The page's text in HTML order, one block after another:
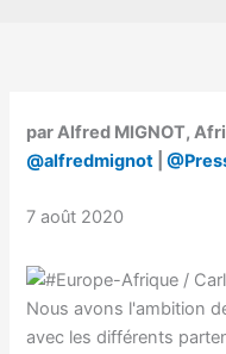
par Alfred MIGNOT,
@alfredmignot |
7 août 2020